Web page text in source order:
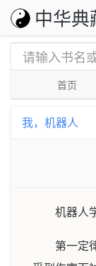
中华典
首页
我，机器人
机器人
第一定